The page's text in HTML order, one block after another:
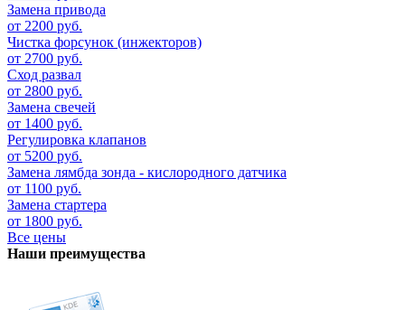
Замена привода
от 2200 руб.
Чистка форсунок (инжекторов)
от 2700 руб.
Сход развал
от 2800 руб.
Замена свечей
от 1400 руб.
Регулировка клапанов
от 5200 руб.
Замена лямбда зонда - кислородного датчика
от 1100 руб.
Замена стартера
от 1800 руб.
Все цены
Наши преимущества